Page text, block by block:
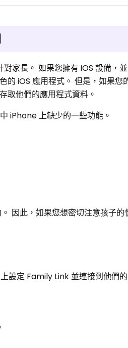
家長。 如果您擁有 iOS 設備，
iOS 應用程式。 但是，如果您
取他們的應用程式資料。
iPhone 上缺少的一些功能。
因此，如果您想密切注意孩子
設定 Family Link 並連接到他們